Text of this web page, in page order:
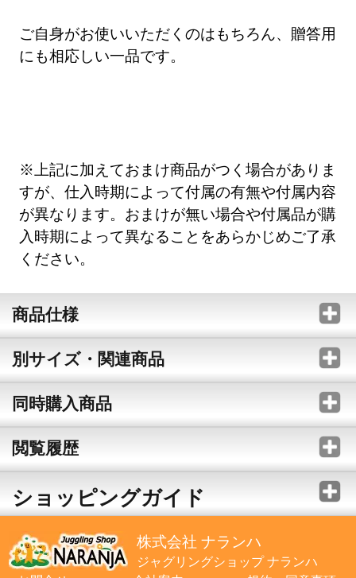
ご自身がお使いいただくのはもちろん、贈答用
にも相応しい一品です。
※上記に加えておまけ商品がつく場合がありま
すが、仕入時期によって付属の有無や付属内容
が異なります。おまけが無い場合や付属品が購
入時期によって異なることをあらかじめご了承
ください。
商品仕様
別サイズ・関連商品
同時購入商品
閲覧履歴
ショッピングガイド
株式会社 ナランハ
ジャグリングショップ ナランハ